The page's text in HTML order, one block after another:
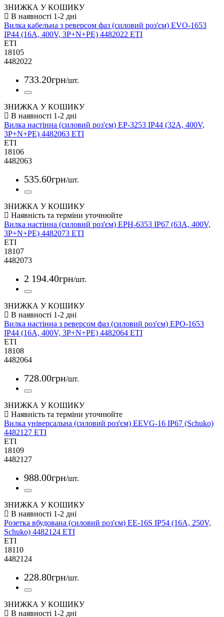
ЗНИЖКА У КОШИКУ
Вилка кабельна з реверсом фаз (силовий роз'єм) EVO-1653
IP44 (16A, 400V, 3P+N+PE) 4482022 ETI
ETI
18105
4482022
733.20грн/шт.
ЗНИЖКА У КОШИКУ
Вилка настінна (силовий роз'єм) EP-3253 IP44 (32A, 400V,
3P+N+PE) 4482063 ETI
ETI
18106
4482063
535.60грн/шт.
ЗНИЖКА У КОШИКУ
Вилка настінна (силовий роз'єм) EPH-6353 IP67 (63A, 400V,
3P+N+PE) 4482073 ETI
ETI
18107
4482073
2 194.40грн/шт.
ЗНИЖКА У КОШИКУ
Вилка настінна з реверсом фаз (силовий роз'єм) EPO-1653
IP44 (16A, 400V, 3P+N+PE) 4482064 ETI
ETI
18108
4482064
728.00грн/шт.
ЗНИЖКА У КОШИКУ
Вилка універсальна (силовий роз'єм) EEVG-16 IP67 (Schuko)
4482127 ETI
ETI
18109
4482127
988.00грн/шт.
ЗНИЖКА У КОШИКУ
Розетка вбудована (силовий роз'єм) EE-16S IP54 (16A, 250V,
Schuko) 4482124 ETI
ETI
18110
4482124
228.80грн/шт.
ЗНИЖКА У КОШИКУ